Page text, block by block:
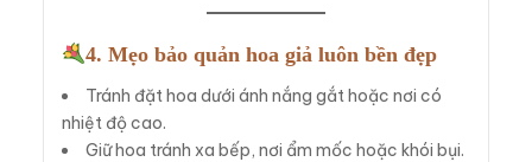
4. Mẹo bảo quản hoa giả luôn bền đẹp
Tránh đặt hoa dưới ánh nắng gắt hoặc nơi có
nhiệt độ cao.
Giữ hoa tránh xa bếp, nơi ẩm mốc hoặc khói bụi.